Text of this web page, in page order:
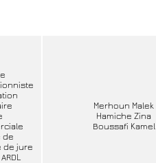
de
de jure
Merhoun Malek
Hamiche Zina
Boussafi Kamel